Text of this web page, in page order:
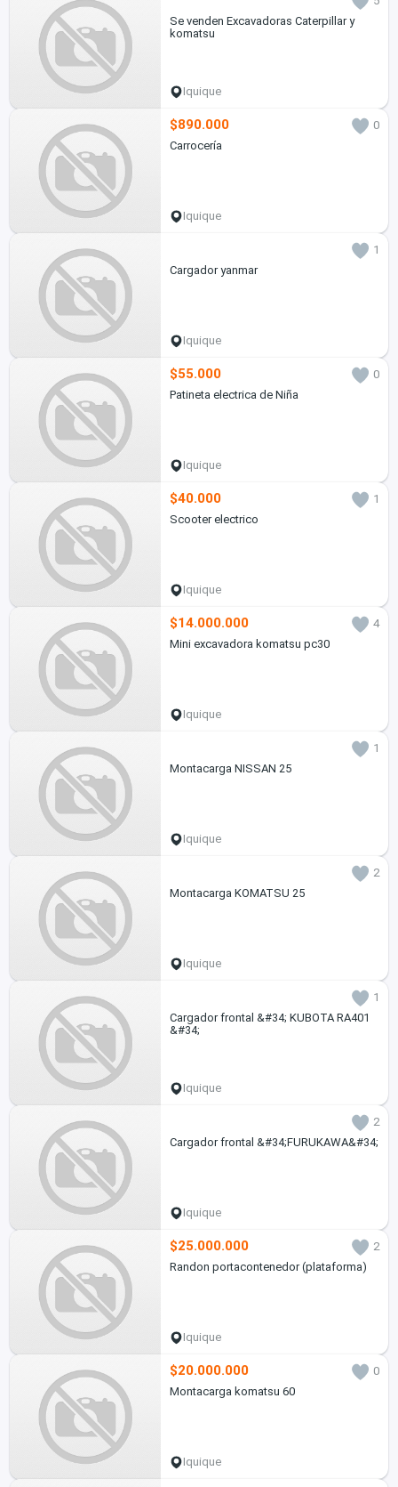
Se venden Excavadoras Caterpillar y
komatsu
Iquique
$890.000
0
Carrocería
Iquique
1
Cargador yanmar
Iquique
$55.000
0
Patineta electrica de Niña
Iquique
$40.000
1
Scooter electrico
Iquique
$14.000.000
4
Mini excavadora komatsu pc30
Iquique
1
Montacarga NISSAN 25
Iquique
2
Montacarga KOMATSU 25
Iquique
1
Cargador frontal &#34; KUBOTA RA401
&#34;
Iquique
2
Cargador frontal &#34;FURUKAWA&#34;
Iquique
$25.000.000
2
Randon portacontenedor (plataforma)
Iquique
$20.000.000
0
Montacarga komatsu 60
Iquique